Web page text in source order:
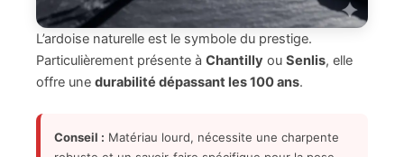
L’ardoise naturelle est le symbole du prestige.
Particulièrement présente à Chantilly ou Senlis, elle
offre une durabilité dépassant les 100 ans.
Conseil : Matériau lourd, nécessite une charpente